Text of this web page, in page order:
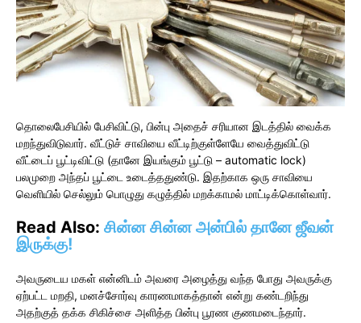
தொலைபேசியில் பேசிவிட்டு, பின்பு அதைச் சரியான இடத்தில் வைக்க
மறந்துவிடுவார். வீட்டுச் சாவியை வீட்டிற்குள்ளேயே வைத்துவிட்டு
வீட்டைப் பூட்டிவிட்டு (தானே இயங்கும் பூட்டு – automatic lock)
பலமுறை அந்தப் பூட்டை உடைத்ததுண்டு. இதற்காக ஒரு சாவியை
வெளியில் செல்லும் பொழுது கழுத்தில் மறக்காமல் மாட்டிக்கொள்வார்.
Read Also: சின்ன சின்ன அன்பில் தானே ஜீவன்
இருக்கு!
அவருடைய மகள் என்னிடம் அவரை அழைத்து வந்த போது அவருக்கு
ஏற்பட்ட மறதி, மனச்சோர்வு காரணமாகத்தான் என்று கண்டறிந்து
அதற்குத் தக்க சிகிச்சை அளித்த பின்பு பூரண குணமடைந்தார்.